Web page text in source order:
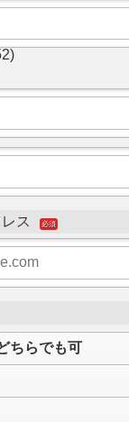
ス 必須
ちらでも可